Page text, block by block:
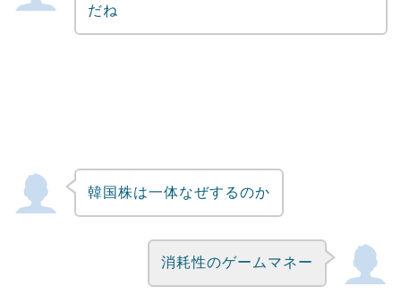
だね
韓国株は一体なぜするのか
消耗性のゲームマネー